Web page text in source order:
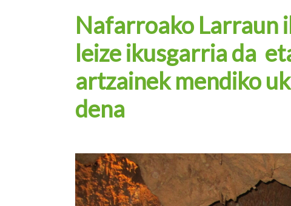
Nafarroako Larraun
leize ikusgarria da
artzainek mendiko
dena